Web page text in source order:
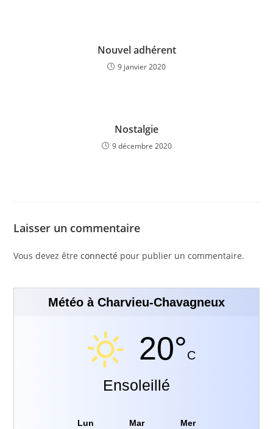
Nouvel adhérent
9 janvier 2020
Nostalgie
9 décembre 2020
Laisser un commentaire
Vous devez êtreconnecté pour publier un commentaire.
Météo à Charvieu-Chavagneux
20°C
Ensoleillé
Lun Mar Mer